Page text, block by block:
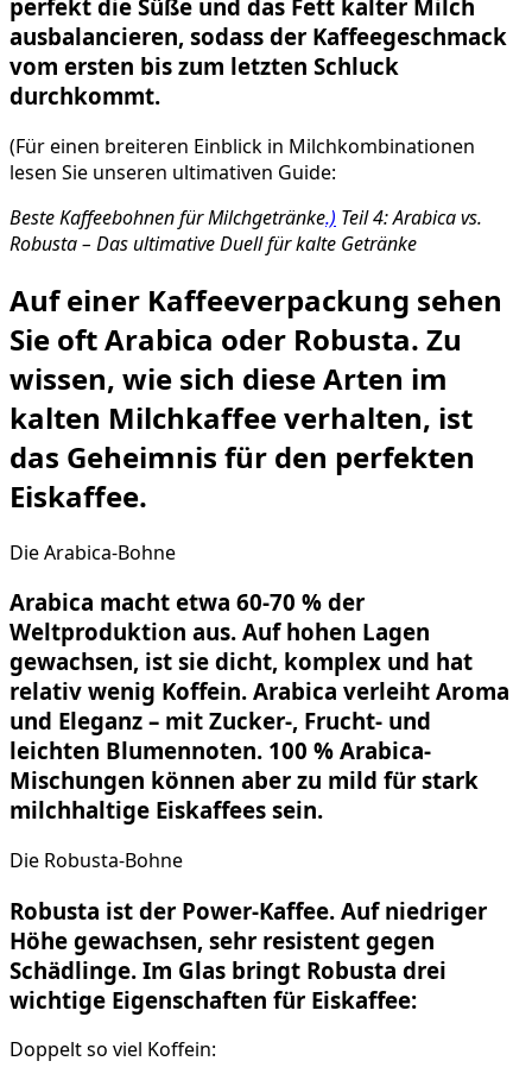
perfekt die Süße und das Fett kalter Milch
ausbalancieren, sodass der Kaffeegeschmack
vom ersten bis zum letzten Schluck
durchkommt.
(Für einen breiteren Einblick in Milchkombinationen
lesen Sie unseren ultimativen Guide:
Beste Kaffeebohnen für Milchgetränke.) Teil 4: Arabica vs.
Robusta – Das ultimative Duell für kalte Getränke
Auf einer Kaffeeverpackung sehen
Sie oft Arabica oder Robusta. Zu
wissen, wie sich diese Arten im
kalten Milchkaffee verhalten, ist
das Geheimnis für den perfekten
Eiskaffee.
Die Arabica-Bohne
Arabica macht etwa 60-70 % der
Weltproduktion aus. Auf hohen Lagen
gewachsen, ist sie dicht, komplex und hat
relativ wenig Koffein. Arabica verleiht Aroma
und Eleganz – mit Zucker-, Frucht- und
leichten Blumennoten. 100 % Arabica-
Mischungen können aber zu mild für stark
milchhaltige Eiskaffees sein.
Die Robusta-Bohne
Robusta ist der Power-Kaffee. Auf niedriger
Höhe gewachsen, sehr resistent gegen
Schädlinge. Im Glas bringt Robusta drei
wichtige Eigenschaften für Eiskaffee:
Doppelt so viel Koffein: